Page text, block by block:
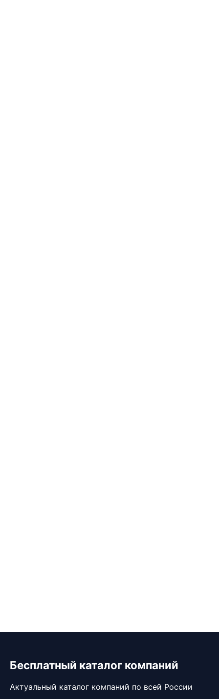
Бесплатный каталог компаний
Актуальный каталог компаний по всей России